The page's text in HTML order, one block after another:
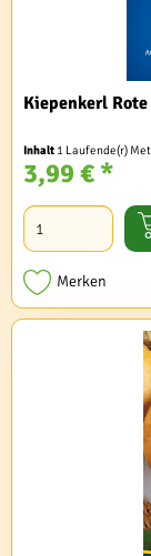
Kiepenkerl
Inhalt 1 Laufende(r)
3,99 € *
Merken